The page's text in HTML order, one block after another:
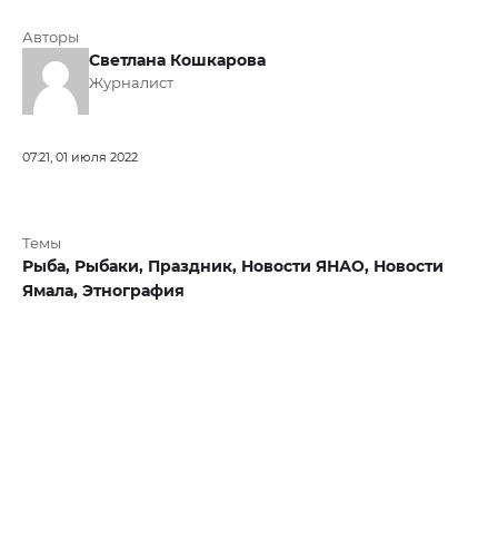
Авторы
Светлана Кошкарова
Журналист
07:21, 01 июля 2022
Темы
Рыба, Рыбаки, Праздник, Новости ЯНАО, Новости
Ямала, Этнография